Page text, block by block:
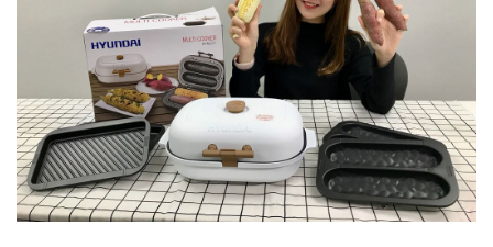
生成式AI與雲端應用
Enterprise Digital Transformation
特集